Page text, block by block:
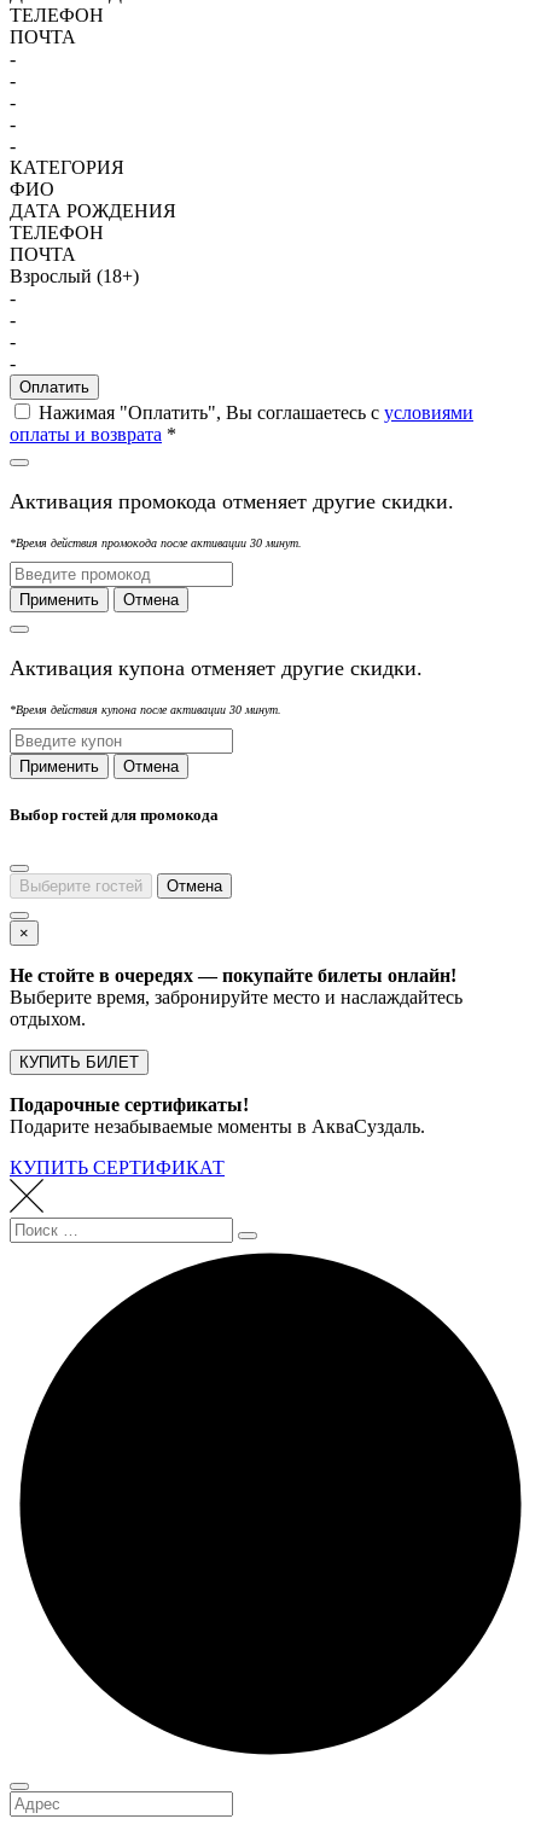
ТЕЛЕФОН
ПОЧТА
-
-
-
-
-
КАТЕГОРИЯ
ФИО
ДАТА РОЖДЕНИЯ
ТЕЛЕФОН
ПОЧТА
Взрослый (18+)
-
-
-
-
Оплатить
Нажимая "Оплатить", Вы соглашаетесь с условиями
оплаты и возврата *
Активация промокода отменяет другие скидки.
*Время действия промокода после активации 30 минут.
Применить Отмена
Активация купона отменяет другие скидки.
*Время действия купона после активации 30 минут.
Применить Отмена
Выбор гостей для промокода
Выберите гостей Отмена
×
Не стойте в очередях — покупайте билеты онлайн!
Выберите время, забронируйте место и наслаждайтесь
отдыхом.
КУПИТЬ БИЛЕТ
Подарочные сертификаты!
Подарите незабываемые моменты в АкваСуздаль.
КУПИТЬ СЕРТИФИКАТ